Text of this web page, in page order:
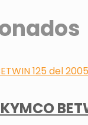
KYMCO